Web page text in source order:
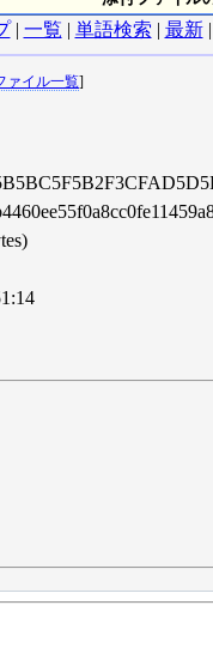
| 一覧 | 単語検索 | 最新|
ァイル一覧]